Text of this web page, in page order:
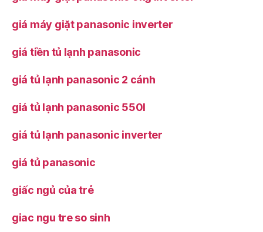
giá máy giặt panasonic inverter
giá tiền tủ lạnh panasonic
giá tủ lạnh panasonic 2 cánh
giá tủ lạnh panasonic 550l
giá tủ lạnh panasonic inverter
giá tủ panasonic
giấc ngủ của trẻ
giac ngu tre so sinh